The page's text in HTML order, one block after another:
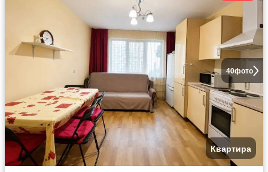
40фото
Квартира